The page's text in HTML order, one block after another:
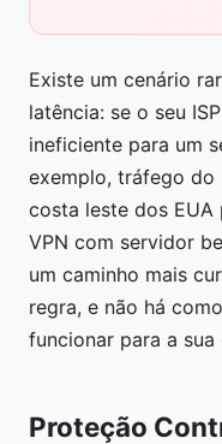
Existe um cenário
latência: se o seu
ineficiente para um
exemplo, tráfego do
costa leste dos EUA
VPN com servidor
um caminho mais
regra, e não há
funcionar para a sua
Proteção